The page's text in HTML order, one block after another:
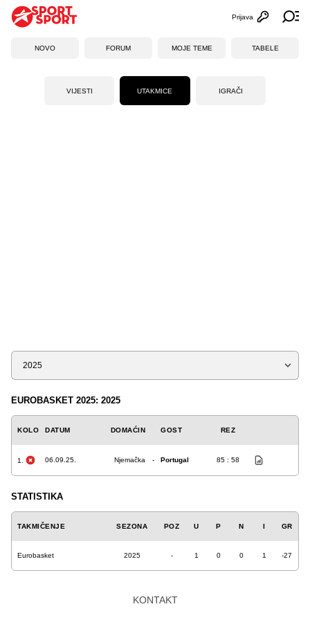
Otvori
Prijava
NOVO FORUM MOJE TEME TABELE
VIJESTI UTAKMICE IGRAČI
Sezona
EUROBASKET 2025: 2025
KOLO DATUM DOMAĆIN GOST REZ
1. 06.09.25. Njemačka - Portugal 85 : 58
STATISTIKA
TAKMIČENJE SEZONA POZ U P N I GR
Eurobasket 2025 - 1 0 0 1 -27
KONTAKT